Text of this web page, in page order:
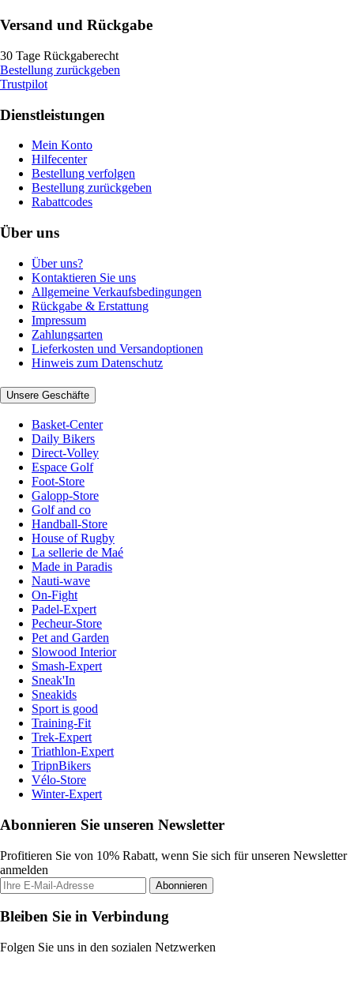
Versand und Rückgabe
30 Tage Rückgaberecht
Bestellung zurückgeben
Trustpilot
Dienstleistungen
Mein Konto
Hilfecenter
Bestellung verfolgen
Bestellung zurückgeben
Rabattcodes
Über uns
Über uns?
Kontaktieren Sie uns
Allgemeine Verkaufsbedingungen
Rückgabe & Erstattung
Impressum
Zahlungsarten
Lieferkosten und Versandoptionen
Hinweis zum Datenschutz
Unsere Geschäfte
Basket-Center
Daily Bikers
Direct-Volley
Espace Golf
Foot-Store
Galopp-Store
Golf and co
Handball-Store
House of Rugby
La sellerie de Maé
Made in Paradis
Nauti-wave
On-Fight
Padel-Expert
Pecheur-Store
Pet and Garden
Slowood Interior
Smash-Expert
Sneak'In
Sneakids
Sport is good
Training-Fit
Trek-Expert
Triathlon-Expert
TripnBikers
Vélo-Store
Winter-Expert
Abonnieren Sie unseren Newsletter
Profitieren Sie von 10% Rabatt, wenn Sie sich für unseren Newsletter
anmelden
Abonnieren
Bleiben Sie in Verbindung
Folgen Sie uns in den sozialen Netzwerken